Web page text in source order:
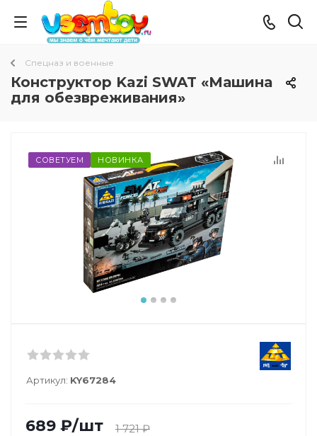
Спецназ и военные
Конструктор Kazi SWAT «Машина
для обезвреживания»
СОВЕТУЕМ НОВИНКА
Артикул: KY67284
689 ₽/шт 1 721₽